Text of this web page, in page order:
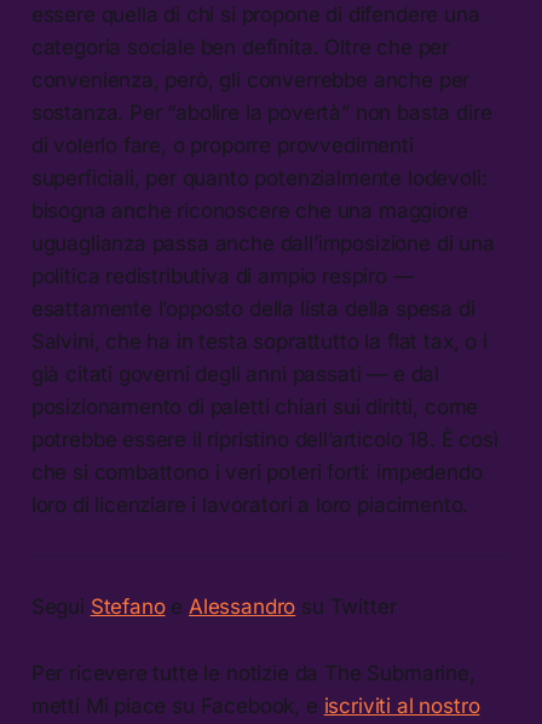
essere quella di chi si propone di difendere una
categoria sociale ben definita. Oltre che per
convenienza, però, gli converrebbe anche per
sostanza. Per “abolire la povertà” non basta dire
di volerlo fare, o proporre provvedimenti
superficiali, per quanto potenzialmente lodevoli:
bisogna anche riconoscere che una maggiore
uguaglianza passa anche dall’imposizione di una
politica redistributiva di ampio respiro —
esattamente l’opposto della lista della spesa di
Salvini, che ha in testa soprattutto la flat tax, o i
già citati governi degli anni passati — e dal
posizionamento di paletti chiari sui diritti, come
potrebbe essere il ripristino dell’articolo 18. È così
che si combattono i veri poteri forti: impedendo
loro di licenziare i lavoratori a loro piacimento.
Segui Stefanoe Alessandro su Twitter
Per ricevere tutte le notizie da The Submarine,
metti Mi piace su Facebook, e iscriviti al nostro